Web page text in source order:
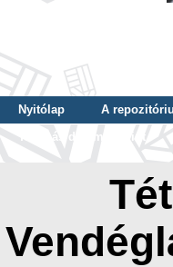
Nyitólap A
Tallózás dátum szerint